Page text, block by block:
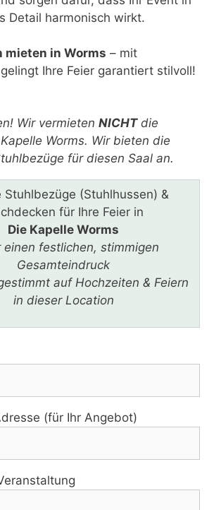
Detail harmonisch wirkt.
mieten in Worms – mit
Ihre Feier garantiert stilvoll!
Wir vermieten NICHTdie
Worms. Wir bieten die
für diesen Saal an.
Stuhlbezüge (Stuhlhussen) &
für Ihre Feier in
Die Kapelle Worms
einen festlichen, stimmigen
Gesamteindruck
auf Hochzeiten & Feiern
in dieser Location
(für Ihr Angebot)